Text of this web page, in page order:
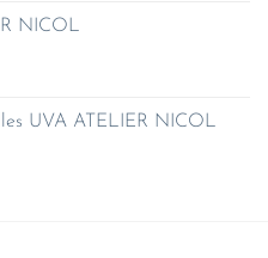
NICOL
UVA ATELIER NICOL